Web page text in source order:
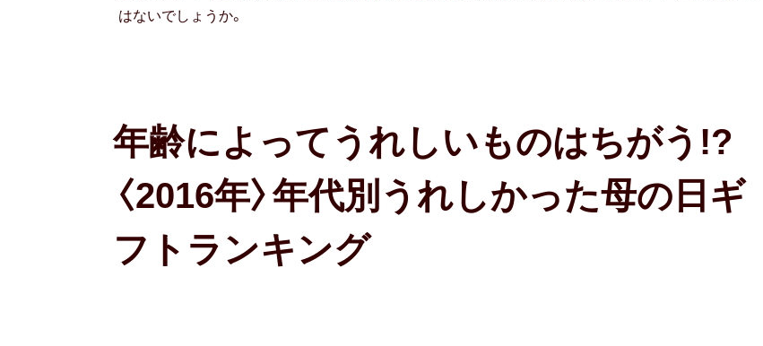
はないでしょうか。
年齢によってうれしいものはちがう!?
〈2016年〉年代別うれしかった母の日ギ
フトランキング